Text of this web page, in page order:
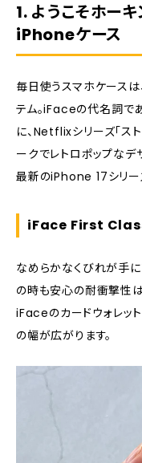
2. スマホ周りを
クセサリー
4. 見逃せない！
5. まとめ
1. ようこそホー
iPhoneケース
毎日使うスマホケースは
テム。iFaceの代名詞で
に、Netflixシリーズ「ス
ークでレトロポップなデ
最新のiPhone 17シリー
iFace First
なめらかなくびれが手に
の時も安心の耐衝撃性
iFaceのカードウォレッ
の幅が広がります。